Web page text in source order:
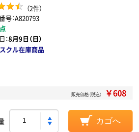
（2件）
号：A820793
：8月9日（日）
クル在庫商品
販売価格（税込） ￥608
カゴへ